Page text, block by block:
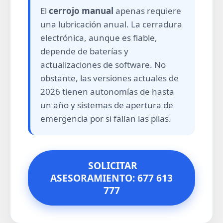
El cerrojo manual apenas requiere
una lubricación anual. La cerradura
electrónica, aunque es fiable,
depende de baterías y
actualizaciones de software. No
obstante, las versiones actuales de
2026 tienen autonomías de hasta
un año y sistemas de apertura de
emergencia por si fallan las pilas.
SOLICITAR
ASESORAMIENTO: 677 613
777